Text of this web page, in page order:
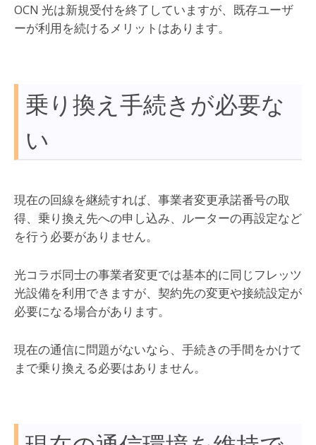
OCN 光は新規受付を終了していますが、既存ユーザ
ーが利用を続けるメリットはあります。
乗り換え手続きが必要な
い
現在の回線を継続すれば、事業者変更承諾番号の取
得、乗り換え先への申し込み、ルーターの再設定など
を行う必要がありません。
光コラボ同士の事業者変更では基本的に同じフレッツ
光設備を利用できますが、契約先の変更や接続設定が
必要になる場合があります。
現在の通信に問題がないなら、手続きの手間をかけて
まで乗り換える必要はありません。